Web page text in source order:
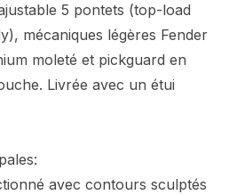
5 pontets (top-load
mécaniques légères Fender
moleté et pickguard en
Livrée avec un étui
avec contours sculptés